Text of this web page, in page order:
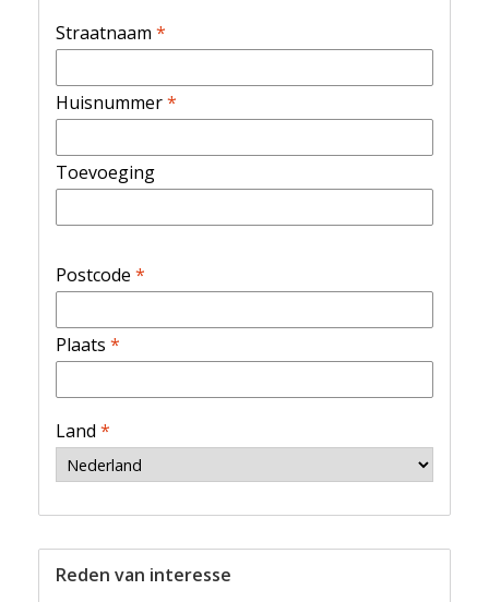
Straatnaam *
Huisnummer*
Toevoeging
Postcode *
Plaats *
Land *
Reden van interesse